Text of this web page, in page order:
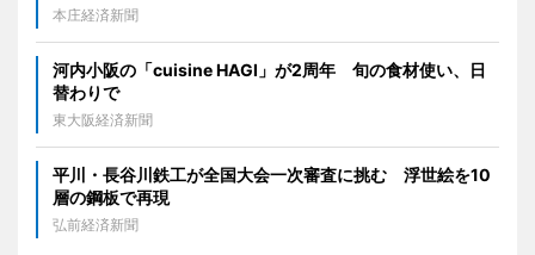
本庄経済新聞
河内小阪の「cuisine HAGI」が2周年 旬の食材使い、日
替わりで
東大阪経済新聞
平川・長谷川鉄工が全国大会一次審査に挑む 浮世絵を10
層の鋼板で再現
弘前経済新聞